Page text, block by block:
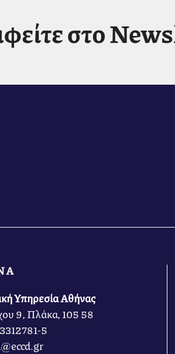
στο
Υπηρεσία Αθήνας
9, Πλάκα, 105 58
5